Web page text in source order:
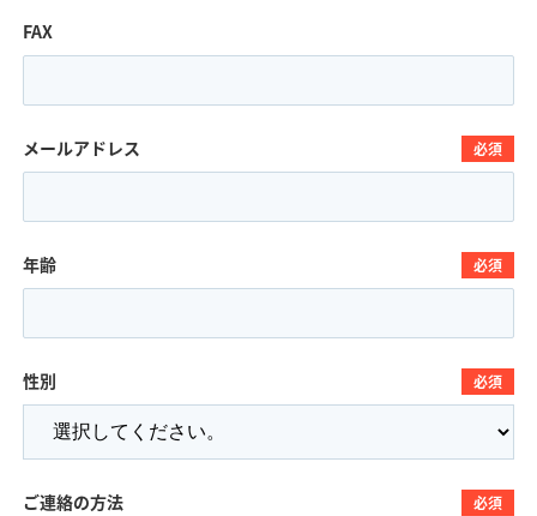
FAX
メールアドレス 必須
年齢 必須
性別 必須
ご連絡の方法 必須